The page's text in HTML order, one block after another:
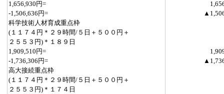
1,656,930円=
-1,506,636円=
科学技術人材育成重点枠
(１１７４円＊２９時間/５日＋５００円＋
２５５３円)＊１８９日
1,909,510円=
-1,736,306円=
高大接続重点枠
(１１７４円＊２９時間/５日＋５００円＋
２５５３円)＊１７４日